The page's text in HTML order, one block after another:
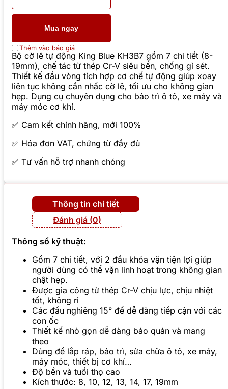
Mua ngay
Thêm vào báo giá
Bộ cờ lê tự động King Blue KH3B7 gồm 7 chi tiết (8-
19mm), chế tác từ thép Cr-V siêu bền, chống gỉ sét.
Thiết kế đầu vòng tích hợp cơ chế tự động giúp xoay
liên tục không cần nhấc cờ lê, tối ưu cho không gian
hẹp. Dụng cụ chuyên dụng cho bảo trì ô tô, xe máy và
máy móc cơ khí.
✅ Cam kết chính hãng, mới 100%
✅ Hóa đơn VAT, chứng từ đầy đủ
✅ Tư vấn hỗ trợ nhanh chóng
Thông tin chi tiết
Đánh giá (0)
Thông số kỹ thuật:
Gồm 7 chi tiết, với 2 đầu khóa vặn tiện lợi giúp
người dùng có thể vặn linh hoạt trong không gian
chật hẹp.
Được gia công từ thép Cr-V chịu lực, chịu nhiệt
tốt, không rỉ
Các đầu nghiêng 15° để dễ dàng tiếp cận với các
con ốc
Thiết kế nhỏ gọn dễ dàng bảo quản và mang
theo
Dùng để lắp ráp, bảo trì, sửa chữa ô tô, xe máy,
máy móc, thiết bị cơ khí…
Độ bền và tuổi thọ cao
Kích thước: 8, 10, 12, 13, 14, 17, 19mm